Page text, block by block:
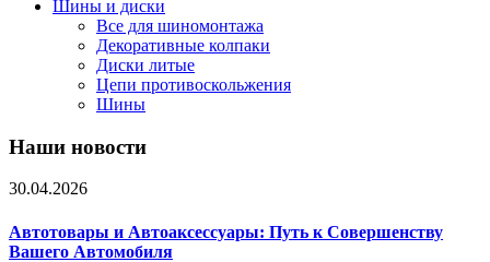
Шины и диски
Все для шиномонтажа
Декоративные колпаки
Диски литые
Цепи противоскольжения
Шины
Наши новости
30.04.2026
Автотовары и Автоаксессуары: Путь к Совершенству
Вашего Автомобиля